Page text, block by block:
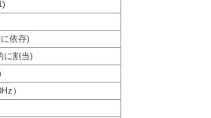
依存)
に割当)
）